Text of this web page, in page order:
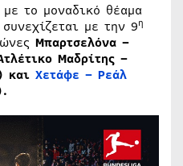
με το μοναδικό θέαμα
συνεχίζεται με την 9η
Μπαρτσελόνα –
Μαδρίτης –
και Χετάφε – Ρεάλ